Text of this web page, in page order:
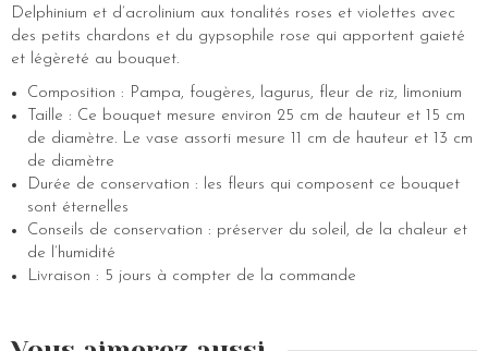
Delphinium et d’acrolinium aux tonalités roses et violettes avec
des petits chardons et du gypsophile rose qui apportent gaieté
et légèreté au bouquet.
Composition : Pampa, fougères, lagurus, fleur de riz, limonium
Taille : Ce bouquet mesure environ 25 cm de hauteur et 15 cm
de diamètre. Le vase assorti mesure 11 cm de hauteur et 13 cm
de diamètre
Durée de conservation : les fleurs qui composent ce bouquet
sont éternelles
Conseils de conservation : préserver du soleil, de la chaleur et
de l’humidité
Livraison : 5 jours à compter de la commande